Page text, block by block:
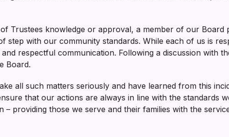
Trustees knowledge or approval, a member of our
step with our community standards. While each of us is
respectful communication. Following a discussion with
Board.
all such matters seriously and have learned from this
that our actions are always in line with the standards
– providing those we serve and their families with the